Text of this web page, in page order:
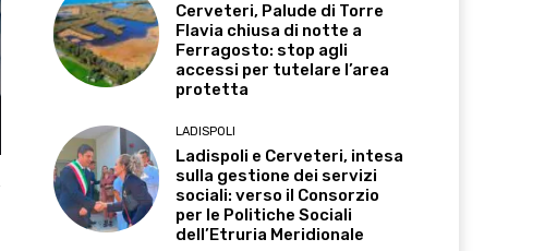
Cerveteri, Palude di Torre
Flavia chiusa di notte a
Ferragosto: stop agli
accessi per tutelare l’area
protetta
LADISPOLI
Ladispoli e Cerveteri, intesa
sulla gestione dei servizi
sociali: verso il Consorzio
per le Politiche Sociali
dell’Etruria Meridionale